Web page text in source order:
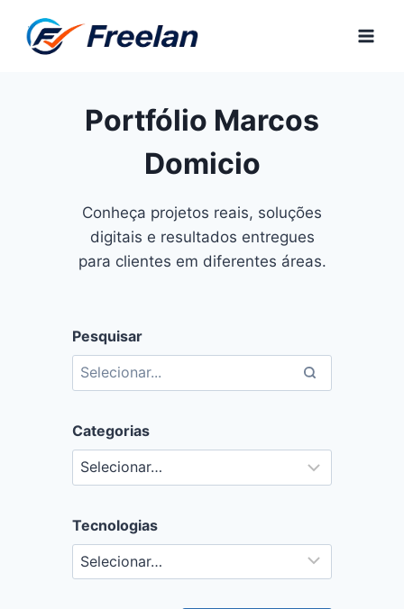
para
Portfólio Marcos
Domicio
Conheça projetos reais, soluções
digitais e resultados entregues
para clientes em diferentes áreas.
Pesquisar
Categorias
Tecnologias